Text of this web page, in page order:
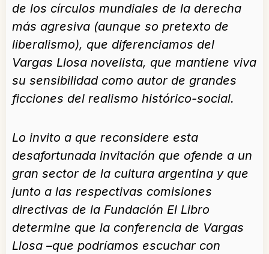
de los círculos mundiales de la derecha
más agresiva (aunque so pretexto de
liberalismo), que diferenciamos del
Vargas Llosa novelista, que mantiene viva
su sensibilidad como autor de grandes
ficciones del realismo histórico-social.
Lo invito a que reconsidere esta
desafortunada invitación que ofende a un
gran sector de la cultura argentina y que
junto a las respectivas comisiones
directivas de la Fundación El Libro
determine que la conferencia de Vargas
Llosa –que podríamos escuchar con